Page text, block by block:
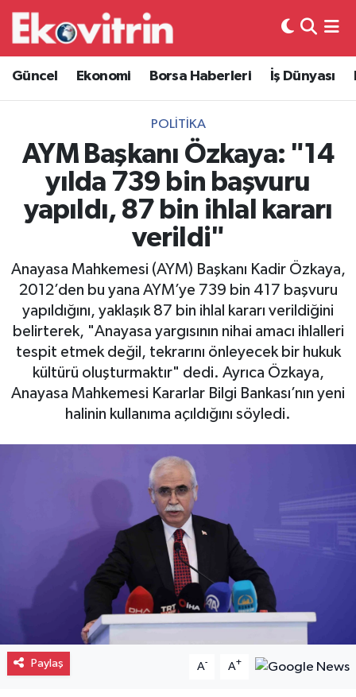
Güncel Ekonomi Borsa Haberleri İş Dünyası
POLITIKA
AYM Başkanı Özkaya: "14
yılda 739 bin başvuru
yapıldı, 87 bin ihlal kararı
verildi"
Anayasa Mahkemesi (AYM) Başkanı Kadir Özkaya,
2012’den bu yana AYM’ye 739 bin 417 başvuru
yapıldığını, yaklaşık 87 bin ihlal kararı verildiğini
belirterek, "Anayasa yargısının nihai amacı ihlalleri
tespit etmek değil, tekrarını önleyecek bir hukuk
kültürü oluşturmaktır" dedi. Ayrıca Özkaya,
Anayasa Mahkemesi Kararlar Bilgi Bankası’nın yeni
halinin kullanıma açıldığını söyledi.
Paylaş A- A+
Güncel
Ekonomi
Borsa Haberleri
İş Dünyası
Lojistik
Otovitrin
Asayiş
Magazin
Gayrimenkul
Hava Durumu
Trafik Durumu
Süper Lig Puan Durumu ve Fikstür
Tüm Manşetler
Son Dakika Haberleri
Haber Arşivi